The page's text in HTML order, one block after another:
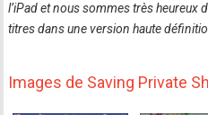
l’iPad et nous sommes très
titres dans une version haute
Images de Saving Private